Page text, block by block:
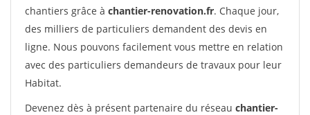
chantiers grâce à chantier-renovation.fr. Chaque jour,
des milliers de particuliers demandent des devis en
ligne. Nous pouvons facilement vous mettre en relation
avec des particuliers demandeurs de travaux pour leur
Habitat.
Devenez dès à présent partenaire du réseau chantier-